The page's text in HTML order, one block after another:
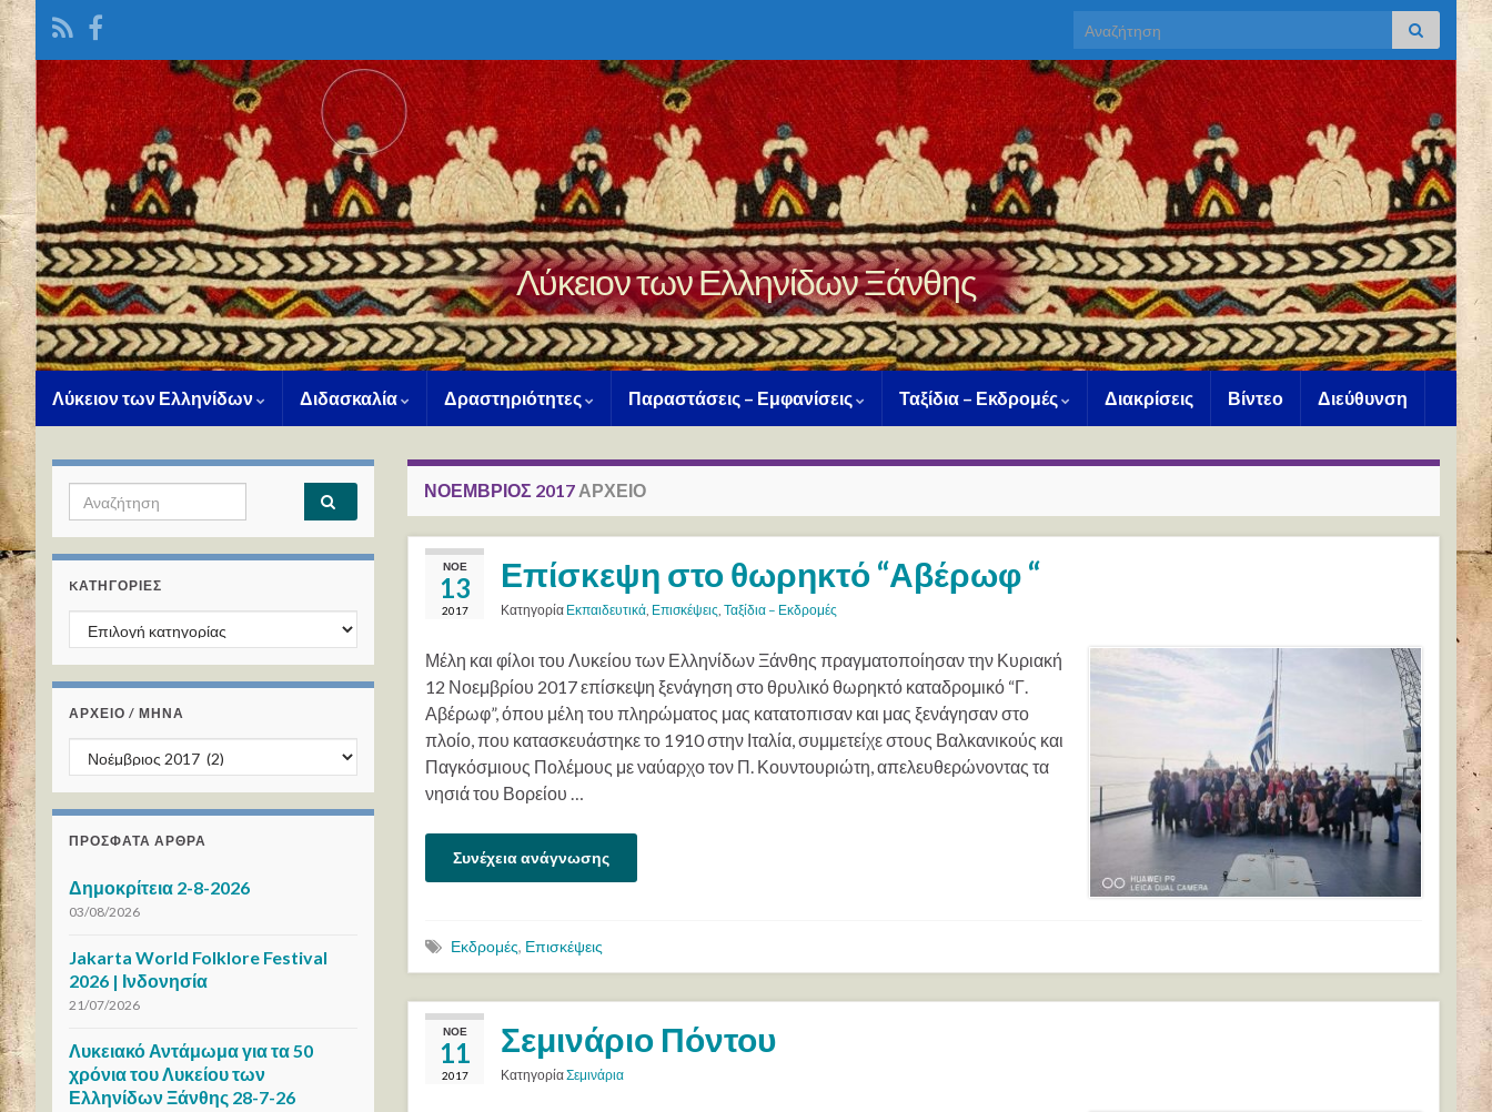
Search for:
Λύκειον των Ελληνίδων Ξάνθης
Λύκειον των Ελληνίδων Διδασκαλία Δραστηριότητες Παραστάσεις – Εμφανίσεις Ταξίδια – Εκδρομές Διακρίσεις Βίντεο Διεύθυνση
ΝΟΈΜΒΡΙΟΣ 2017 ΑΡΧΕΊΟ
ΝΟΈ
13
2017
Επίσκεψη στο θωρηκτό “Αβέρωφ “
Κατηγορία Εκπαιδευτικά, Επισκέψεις, Ταξίδια – Εκδρομές
Μέλη και φίλοι του Λυκείου των Ελληνίδων Ξάνθης πραγματοποίησαν την Κυριακή
12 Νοεμβρίου 2017 επίσκεψη ξενάγηση στο θρυλικό θωρηκτό καταδρομικό “Γ.
Αβέρωφ”, όπου μέλη του πληρώματος μας κατατοπισαν και μας ξενάγησαν στο
πλοίο, που κατασκευάστηκε το 1910 στην Ιταλία, συμμετείχε στους Βαλκανικούς και
Παγκόσμιους Πολέμους με ναύαρχο τον Π. Κουντουριώτη, απελευθερώνοντας τα
νησιά του Βορείου …
Συνέχεια ανάγνωσης
Εκδρομές, Επισκέψεις
ΝΟΈ
11
2017
Σεμινάριο Πόντου
ΚατηγορίαΣεμινάρια
Search for:
KΑΤΗΓΟΡΊΕΣ
Kατηγορίες
ΑΡΧΕΙΟ / ΜΗΝΑ
ΑΡΧΕΙΟ / ΜΗΝΑ
ΠΡΌΣΦΑΤΑ ΆΡΘΡΑ
Δημοκρίτεια 2-8-2026
03/08/2026
Jakarta World Folklore Festival
2026 | Ινδονησία
21/07/2026
Λυκειακό Αντάμωμα για τα 50
χρόνια του Λυκείου των
Ελληνίδων Ξάνθης 28-7-26